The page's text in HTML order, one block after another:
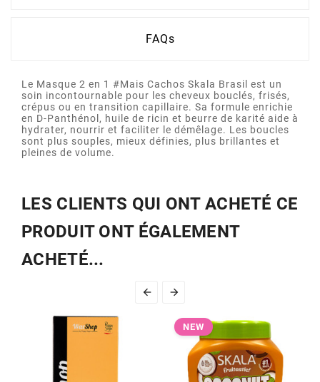
FAQs
Le Masque 2 en 1 #Mais Cachos Skala Brasil est un
soin incontournable pour les cheveux bouclés, frisés,
crépus ou en transition capillaire. Sa formule enrichie
en D-Panthénol, huile de ricin et beurre de karité aide à
hydrater, nourrir et faciliter le démêlage. Les boucles
sont plus souples, mieux définies, plus brillantes et
pleines de volume.
LES CLIENTS QUI ONT ACHETÉ CE
PRODUIT ONT ÉGALEMENT
ACHETÉ...
 
NEW